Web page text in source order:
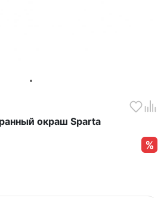
окраш Sparta